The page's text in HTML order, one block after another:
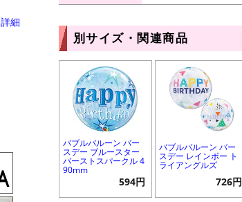
詳細
別サイズ・関連商品
バブルバルーン バー
スデー ブルースター
バーストスパークル 4
90mm
594円
バブルバルーン バー
スデー レインボー ト
ライアングルズ
726円